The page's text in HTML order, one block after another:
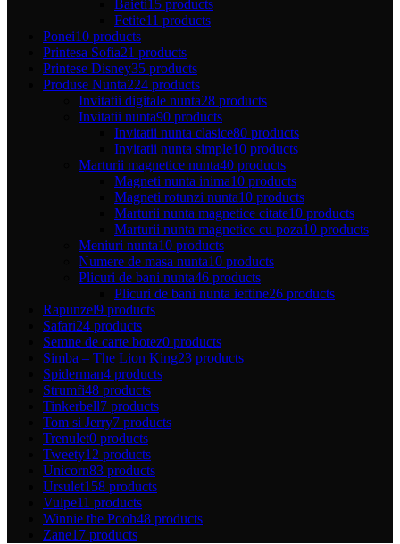
Baieti15 products
Fetite11 products
Ponei10 products
Printesa Sofia21 products
Printese Disney35 products
Produse Nunta224 products
Invitatii digitale nunta28 products
Invitatii nunta90 products
Invitatii nunta clasice80 products
Invitatii nunta simple10 products
Marturii magnetice nunta40 products
Magneti nunta inima10 products
Magneti rotunzi nunta10 products
Marturii nunta magnetice citate10 products
Marturii nunta magnetice cu poza10 products
Meniuri nunta10 products
Numere de masa nunta10 products
Plicuri de bani nunta46 products
Plicuri de bani nunta ieftine26 products
Rapunzel9 products
Safari24 products
Semne de carte botez0 products
Simba – The Lion King23 products
Spiderman4 products
Strumfi48 products
Tinkerbell7 products
Tom si Jerry7 products
Trenulet0 products
Tweety12 products
Unicorn83 products
Ursulet158 products
Vulpe11 products
Winnie the Pooh48 products
Zane17 products